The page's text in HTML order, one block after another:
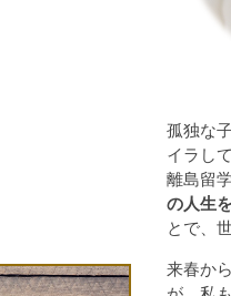
孤独な
イラし
離島留
の人生
とで、
来春か